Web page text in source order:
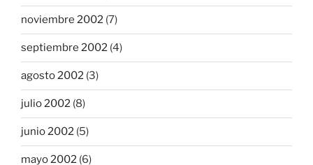
noviembre 2002 (7)
septiembre 2002 (4)
agosto 2002 (3)
julio 2002 (8)
junio 2002 (5)
mayo 2002 (6)